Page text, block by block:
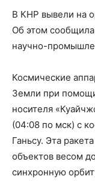
В КНР вывели на
Об этом сообщила
научно-
Космические
Земли при
носителя
(04:08 по мск) с
Ганьсу. Эта
объектов весом
синхронную